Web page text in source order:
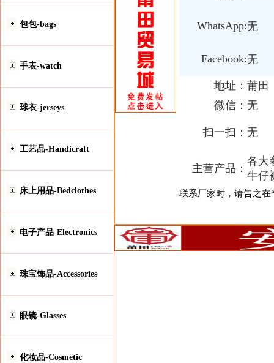
包包-bags
手表-watch
球衣-jerseys
工艺品-Handicraft
床上用品-Bedclothes
电子产品-Electronics
珠宝饰品-Accessories
眼镜-Glasses
化妆品-Cosmetic
WhatsApp:无
Facebook:无
地址： 莆田
微信： 无
扫一扫： 无
主营产品：
各大
牛仔
联系厂家时，请告之在